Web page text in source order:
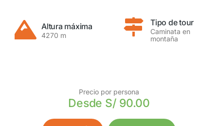
Altura máxima
4270 m
Tipo de tour
Caminata en
montaña
Precio por persona
Desde S/ 90.00